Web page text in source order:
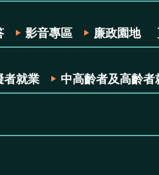
影音專區 廉政園地
者就業 中高齡者及高齡者